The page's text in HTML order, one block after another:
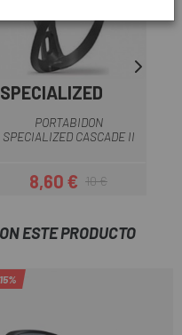
SPECIALIZED
PORTABIDON
SPECIALIZED CASCADE II
Precio
8,60 €Precio regular
10 €
ESTE PRODUCTO